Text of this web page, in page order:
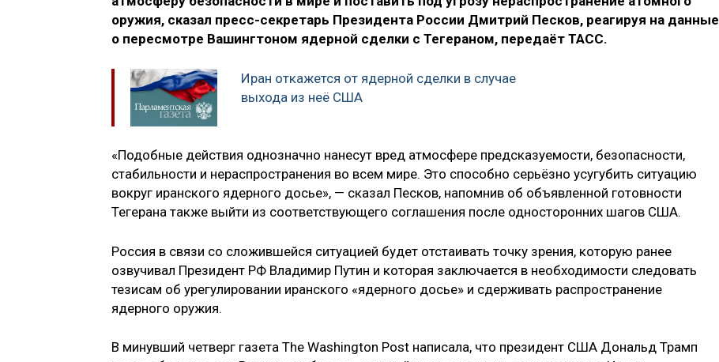
оружия, сказал пресс-секретарь Президента России Дмитрий Песков, реагируя на данные
о пересмотре Вашингтоном ядерной сделки с Тегераном, передаёт ТАСС.
Иран откажется от ядерной сделки в случае
выхода из неё США
«Подобные действия однозначно нанесут вред атмосфере предсказуемости, безопасности,
стабильности и нераспространения во всем мире. Это способно серьёзно усугубить ситуацию
вокруг иранского ядерного досье», — сказал Песков, напомнив об объявленной готовности
Тегерана также выйти из соответствующего соглашения после односторонних шагов США.
Россия в связи со сложившейся ситуацией будет отстаивать точку зрения, которую ранее
озвучивал Президент РФ Владимир Путин и которая заключается в необходимости следовать
тезисам об урегулировании иранского «ядерного досье» и сдерживать распространение
ядерного оружия.
В минувший четверг газета The Washington Post написала, что президент США Дональд Трамп